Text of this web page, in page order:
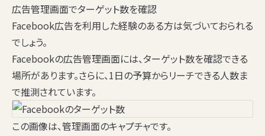
広告管理画面でターゲット数を確認
Facebook広告を利用した経験のある方は気づいておられる
でしょう。
Facebookの広告管理画面には、ターゲット数を確認できる
場所があります。さらに、1日の予算からリーチできる人数ま
で推測されています。
この画像は、管理画面のキャプチャです。